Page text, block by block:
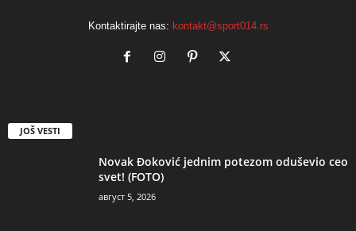
Kontaktirajte nas: kontakt@sport014.rs
JOŠ VESTI
Novak Đoković jednim potezom oduševio ceo
svet! (FOTO)
август 5, 2026